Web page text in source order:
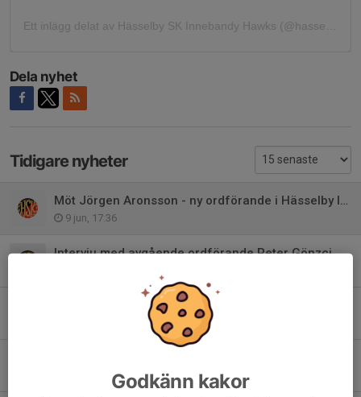
Dela nyhet
Tidigare nyheter
Möt Jörgen Aronsson - ny ordförande i Hässelby Innebandy
9 jun, 17:36
Intervju med avgående ordförande Peter Gönzci
Ny styrelse vald för Hässelby SK Innebandy
3 maj, 16:17Godkänn kakor